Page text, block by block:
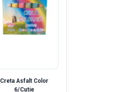
Creta Asfalt Color
6/Cutie